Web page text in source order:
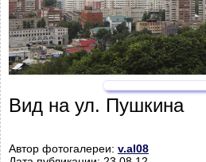
Вид на ул. Пушкина
Автор фотогалереи: v.al08